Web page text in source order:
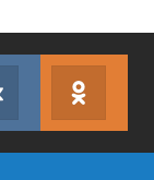
Instagram
Abonează-te